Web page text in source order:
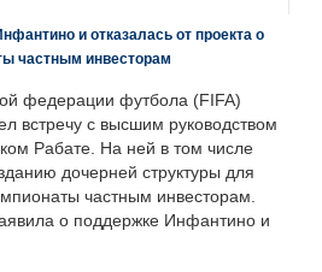
и отказалась от проекта о
частным инвесторам
федерации футбола (FIFA)
встречу с высшим руководством
Рабате. На ней в том числе
дочерней структуры для
частным инвесторам.
о поддержке Инфантино и